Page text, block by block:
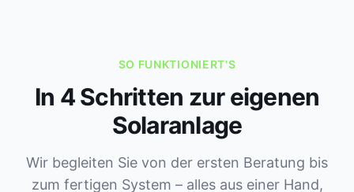
SO FUNKTIONIERT'S
In 4 Schritten zur eigenen
Solaranlage
Wir begleiten Sie von der ersten Beratung bis
zum fertigen System – alles aus einer Hand,